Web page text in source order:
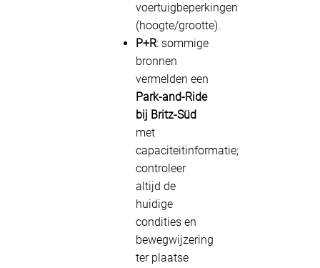
voertuigbeperkingen
(hoogte/grootte).
P+R: sommige
bronnen
vermelden een
Park-and-Ride
bij Britz-Süd
met
capaciteitinformatie;
controleer
altijd de
huidige
condities en
bewegwijzering
ter plaatse